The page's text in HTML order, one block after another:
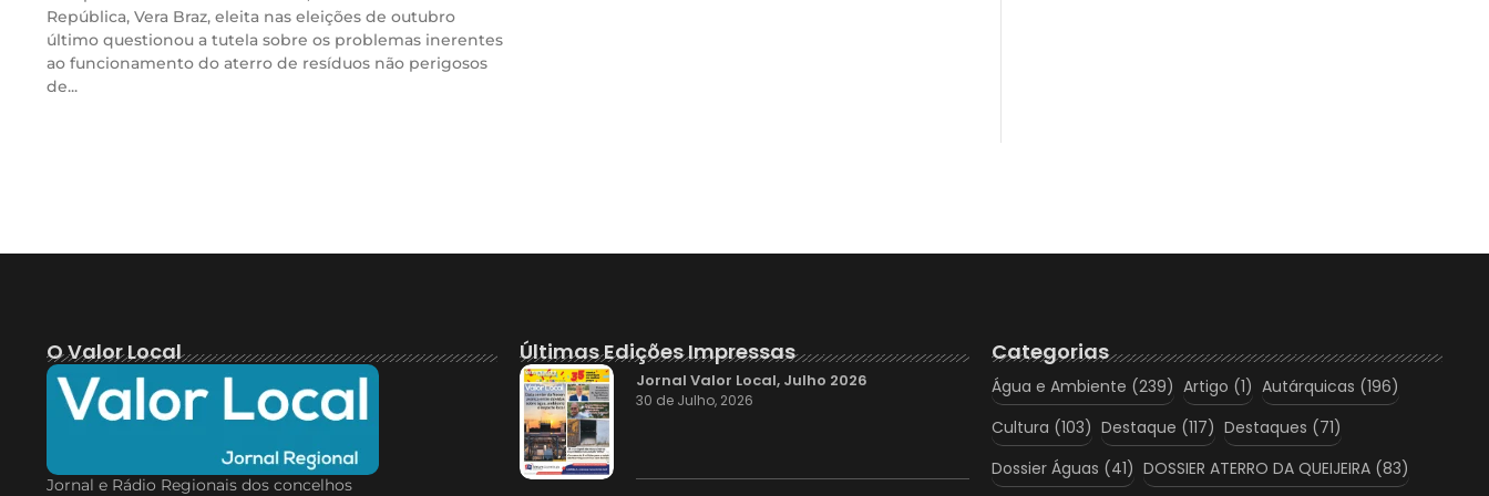
República, Vera Braz, eleita nas eleições de outubro
último questionou a tutela sobre os problemas inerentes
ao funcionamento do aterro de resíduos não perigosos
de...
O Valor Local
Jornal e Rádio Regionais dos concelhos
Últimas Edições Impressas
Jornal Valor Local, Julho 2026
30 de Julho, 2026
Categorias
Água e Ambiente (239) Artigo (1) Autárquicas (196)
Cultura (103) Destaque (117) Destaques (71)
Dossier Águas (41) DOSSIER ATERRO DA QUEIJEIRA (83)